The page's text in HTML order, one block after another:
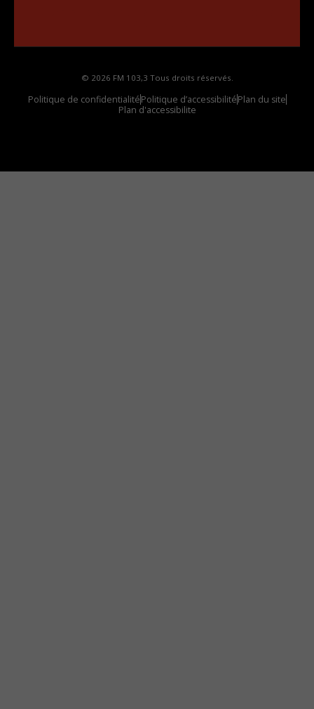
© 2026 FM 103,3 Tous droits réservés.
Politique de confidentialitéPolitique d’accessibilitéPlan du site
Plan d'accessibilite